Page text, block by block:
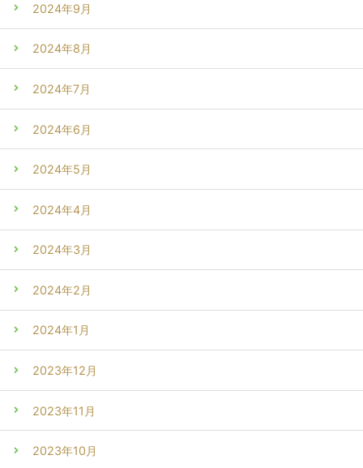
2024年9月
2024年8月
2024年7月
2024年6月
2024年5月
2024年4月
2024年3月
2024年2月
2024年1月
2023年12月
2023年11月
2023年10月